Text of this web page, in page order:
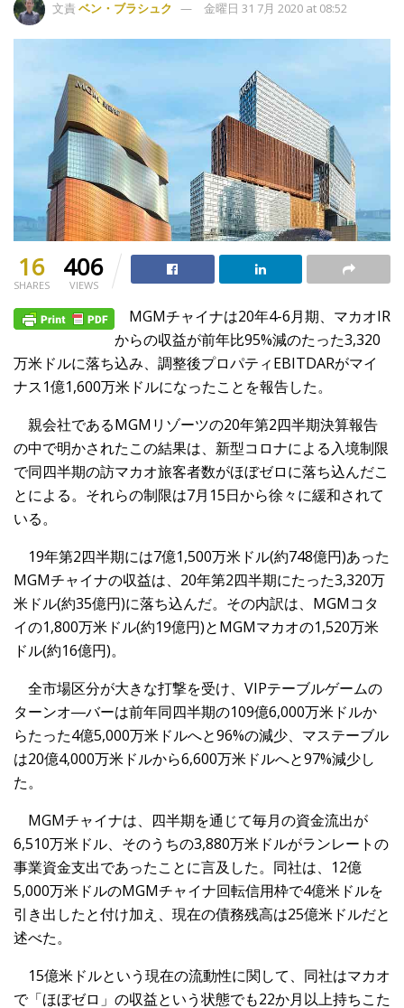
文責 ベン・ブラシュク 金曜日 31 7月 2020 at 08:52
16
SHARES
406
VIEWS
MGMチャイナは20年4-6月期、マカオIR
からの収益が前年比95%減のたった3,320
万米ドルに落ち込み、調整後プロパティEBITDARがマイ
ナス1億1,600万米ドルになったことを報告した。
親会社であるMGMリゾーツの20年第2四半期決算報告
の中で明かされたこの結果は、新型コロナによる入境制限
で同四半期の訪マカオ旅客者数がほぼゼロに落ち込んだこ
とによる。それらの制限は7月15日から徐々に緩和されて
いる。
19年第2四半期には7億1,500万米ドル(約748億円)あった
MGMチャイナの収益は、20年第2四半期にたった3,320万
米ドル(約35億円)に落ち込んだ。その内訳は、MGMコタ
イの1,800万米ドル(約19億円)とMGMマカオの1,520万米
ドル(約16億円)。
全市場区分が大きな打撃を受け、VIPテーブルゲームの
ターンオ―バーは前年同四半期の109億6,000万米ドルか
らたった4億5,000万米ドルへと96%の減少、マステーブル
は20億4,000万米ドルから6,600万米ドルへと97%減少し
た。
MGMチャイナは、四半期を通じて毎月の資金流出が
6,510万米ドル、そのうちの3,880万米ドルがランレートの
事業資金支出であったことに言及した。同社は、12億
5,000万米ドルのMGMチャイナ回転信用枠で4億米ドルを
引き出したと付け加え、現在の債務残高は25億米ドルだと
述べた。
15億米ドルという現在の流動性に関して、同社はマカオ
で「ほぼゼロ」の収益という状態でも22か月以上持ちこた